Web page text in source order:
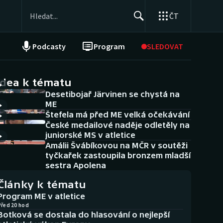
ČT
Podcasty Program SLEDOVAT
NEPŘEHLÉDNĚTE
Historické návraty
Aplikace ČT sport
AZ kvíz
k tématu
Desetibojař Järvinen se chystá na
ME
Štefela má před ME velká očekávání
České medailové naděje odletěly na
juniorské MS v atletice
Amálii Švábíkovou na MČR v soutěži
tyčkařek zastoupila bronzem mladší
sestra Apolena
k tématu
ME v atletice
20 hod
se dostala do hlasování o nejlepší